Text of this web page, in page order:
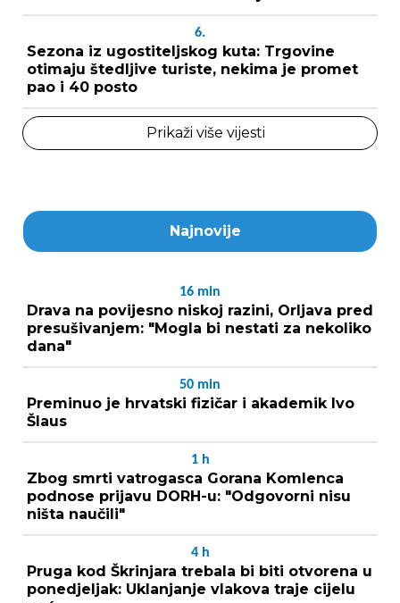
6.
Sezona iz ugostiteljskog kuta: Trgovine
otimaju štedljive turiste, nekima je promet
pao i 40 posto
Prikaži više vijesti
Najnovije
16 min
Drava na povijesno niskoj razini, Orljava pred
presušivanjem: "Mogla bi nestati za nekoliko
dana"
50 min
Preminuo je hrvatski fizičar i akademik Ivo
Šlaus
1 h
Zbog smrti vatrogasca Gorana Komlenca
podnose prijavu DORH-u: "Odgovorni nisu
ništa naučili"
4 h
Pruga kod Škrinjara trebala bi biti otvorena u
ponedjeljak: Uklanjanje vlakova traje cijelu